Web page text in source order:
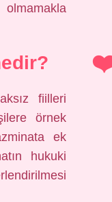
fiilleri
örnek
ek
hukuki